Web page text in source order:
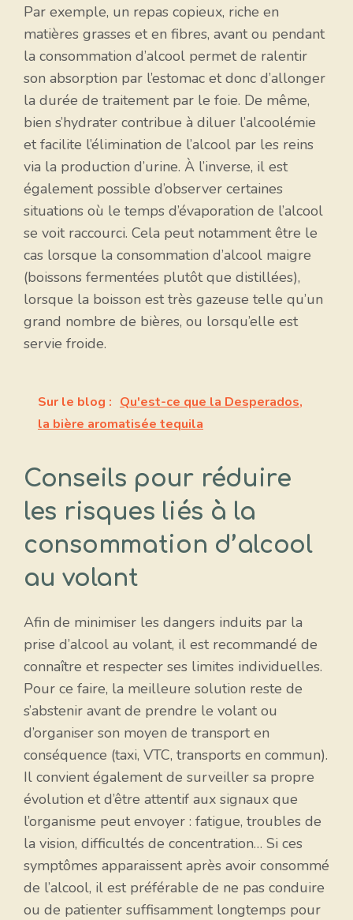
Par exemple, un repas copieux, riche en
matières grasses et en fibres, avant ou pendant
la consommation d’alcool permet de ralentir
son absorption par l’estomac et donc d’allonger
la durée de traitement par le foie. De même,
bien s’hydrater contribue à diluer l’alcoolémie
et facilite l’élimination de l’alcool par les reins
via la production d’urine. À l’inverse, il est
également possible d’observer certaines
situations où le temps d’évaporation de l’alcool
se voit raccourci. Cela peut notamment être le
cas lorsque la consommation d’alcool maigre
(boissons fermentées plutôt que distillées),
lorsque la boisson est très gazeuse telle qu’un
grand nombre de bières, ou lorsqu’elle est
servie froide.
Sur le blog : Qu'est-ce que la Desperados,
la bière aromatisée tequila
Conseils pour réduire
les risques liés à la
consommation d’alcool
au volant
Afin de minimiser les dangers induits par la
prise d’alcool au volant, il est recommandé de
connaître et respecter ses limites individuelles.
Pour ce faire, la meilleure solution reste de
s’abstenir avant de prendre le volant ou
d’organiser son moyen de transport en
conséquence (taxi, VTC, transports en commun).
Il convient également de surveiller sa propre
évolution et d’être attentif aux signaux que
l’organisme peut envoyer : fatigue, troubles de
la vision, difficultés de concentration… Si ces
symptômes apparaissent après avoir consommé
de l’alcool, il est préférable de ne pas conduire
ou de patienter suffisamment longtemps pour